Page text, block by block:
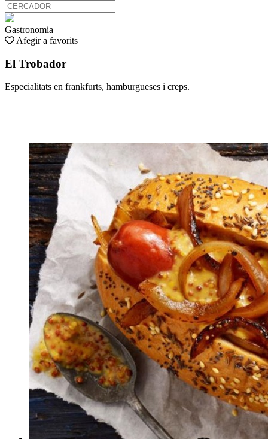
Gastronomia
Afegir a favorits
El Trobador
Especialitats en frankfurts, hamburgueses i creps.